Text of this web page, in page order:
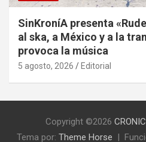
SinKroníA presenta
al ska, a México y a la
provoca la música
5 agosto, 2026 Editorial
Copyright ©2026
Tema por: Theme Horse